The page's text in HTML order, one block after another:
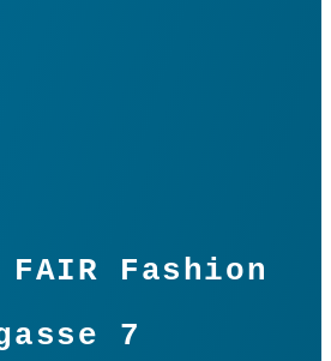
Fashion
7